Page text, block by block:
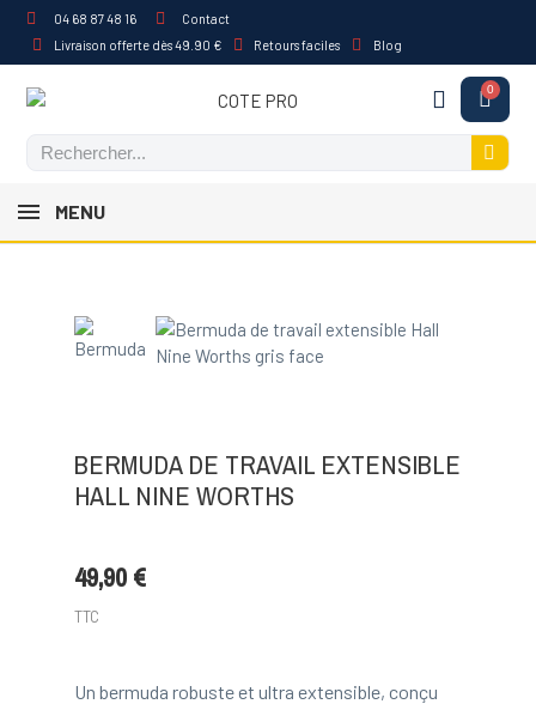
04 68 87 48 16
Contact
Livraison offerte dès 49.90 €
Retours faciles Blog
MENU
BERMUDA DE TRAVAIL EXTENSIBLE
HALL NINE WORTHS
49,90 €
TTC
Un bermuda robuste et ultra extensible, conçu